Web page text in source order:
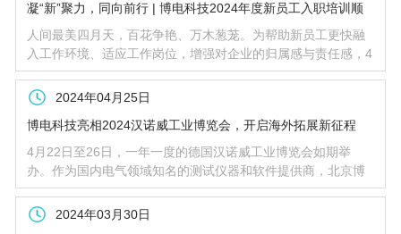
凝“新”聚力，同向前行 | 博电科技2024年度新员工入职培训顺
利举办
人间最美四月天，百花争艳、万木葱茏。为帮助新员工更快融
入工作环境、适应工作岗位，增强对企业的归属感与责任感，4
月26日，博电科技人力行政部组织开展2024年新员工入职培
训。几十名来自五湖四海的新入职员工，满载激情与希望相聚
在博电科技，共同开启新征程。
2024年04月25日
博电科技亮相2024汉诺威工业博览会，开启海外拓展新征程
4月22日至26日，一年一度的德国汉诺威工业博览会如期举
办。作为国内电气领域知名的测试仪器和软件提供商，北京博
电新力电气股份有限公司（以下简称“博电科技”）携多款解决
方案及优秀产品亮相，积极开拓海外市场。
2024年03月30日